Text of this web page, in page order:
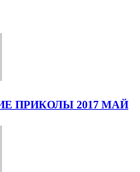
ПРИКОЛЫ 2017 МАЙ